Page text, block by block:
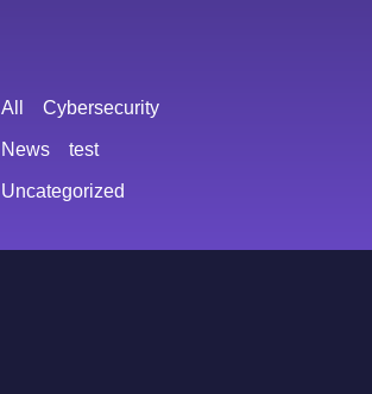
Cybersecurity
News test
Uncategorized
All